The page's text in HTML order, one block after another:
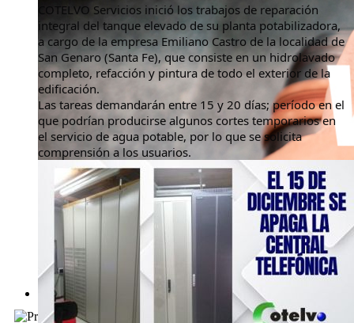
COTELVO Servicios inició los trabajos de reparación
integral del tanque elevado de su planta potabilizadora,
a cargo de la empresa Emiliano Castro de la localidad de
San Genaro (Santa Fe), que consiste en un hidrolavado
completo, refacción y pintura de todo el exterior de la
edificación.
Las tareas demandarán entre 15 y 20 días; período en el
que podrían producirse algunos cortes temporarios en
el servicio de agua potable, por lo que se solicita
comprensión a los usuarios.